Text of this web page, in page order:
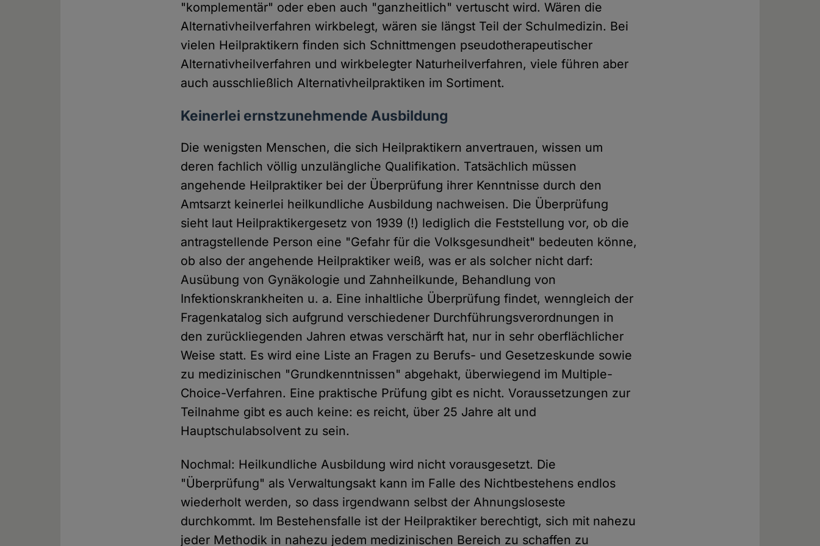
"komplementär" oder eben auch "ganzheitlich" vertuscht wird. Wären die
Alternativheilverfahren wirkbelegt, wären sie längst Teil der Schulmedizin. Bei
vielen Heilpraktikern finden sich Schnittmengen pseudotherapeutischer
Alternativheilverfahren und wirkbelegter Naturheilverfahren, viele führen aber
auch ausschließlich Alternativheilpraktiken im Sortiment.
Keinerlei ernstzunehmende Ausbildung
Die wenigsten Menschen, die sich Heilpraktikern anvertrauen, wissen um
deren fachlich völlig unzulängliche Qualifikation. Tatsächlich müssen
angehende Heilpraktiker bei der Überprüfung ihrer Kenntnisse durch den
Amtsarzt keinerlei heilkundliche Ausbildung nachweisen. Die Überprüfung
sieht laut Heilpraktikergesetz von 1939 (!) lediglich die Feststellung vor, ob die
antragstellende Person eine "Gefahr für die Volksgesundheit" bedeuten könne,
ob also der angehende Heilpraktiker weiß, was er als solcher nicht darf:
Ausübung von Gynäkologie und Zahnheilkunde, Behandlung von
Infektionskrankheiten u. a. Eine inhaltliche Überprüfung findet, wenngleich der
Fragenkatalog sich aufgrund verschiedener Durchführungsverordnungen in
den zurückliegenden Jahren etwas verschärft hat, nur in sehr oberflächlicher
Weise statt. Es wird eine Liste an Fragen zu Berufs- und Gesetzeskunde sowie
zu medizinischen "Grundkenntnissen" abgehakt, überwiegend im Multiple-
Choice-Verfahren. Eine praktische Prüfung gibt es nicht. Voraussetzungen zur
Teilnahme gibt es auch keine: es reicht, über 25 Jahre alt und
Hauptschulabsolvent zu sein.
Nochmal: Heilkundliche Ausbildung wird nicht vorausgesetzt. Die
"Überprüfung" als Verwaltungsakt kann im Falle des Nichtbestehens endlos
wiederholt werden, so dass irgendwann selbst der Ahnungsloseste
durchkommt. Im Bestehensfalle ist der Heilpraktiker berechtigt, sich mit nahezu
jeder Methodik in nahezu jedem medizinischen Bereich zu schaffen zu